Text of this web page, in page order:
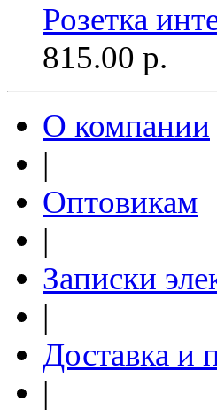
Розетка
815.00 р.
О компании
|
Оптовикам
|
Записки
|
Доставка и
|